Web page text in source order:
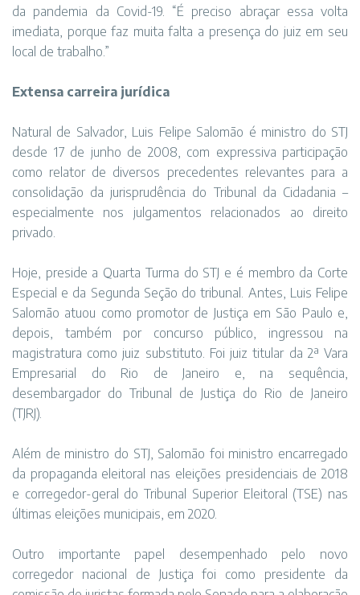
da pandemia da Covid-19. “É preciso abraçar essa volta
imediata, porque faz muita falta a presença do juiz em seu
local de trabalho.”
Extensa carreira jurídica
Natural de Salvador, Luis Felipe Salomão é ministro do STJ
desde 17 de junho de 2008, com expressiva participação
como relator de diversos precedentes relevantes para a
consolidação da jurisprudência do Tribunal da Cidadania –
especialmente nos julgamentos relacionados ao direito
privado.
Hoje, preside a Quarta Turma do STJ e é membro da Corte
Especial e da Segunda Seção do tribunal. Antes, Luis Felipe
Salomão atuou como promotor de Justiça em São Paulo e,
depois, também por concurso público, ingressou na
magistratura como juiz substituto. Foi juiz titular da 2ª Vara
Empresarial do Rio de Janeiro e, na sequência,
desembargador do Tribunal de Justiça do Rio de Janeiro
(TJRJ).
Além de ministro do STJ, Salomão foi ministro encarregado
da propaganda eleitoral nas eleições presidenciais de 2018
e corregedor-geral do Tribunal Superior Eleitoral (TSE) nas
últimas eleições municipais, em 2020.
Outro importante papel desempenhado pelo novo
corregedor nacional de Justiça foi como presidente da